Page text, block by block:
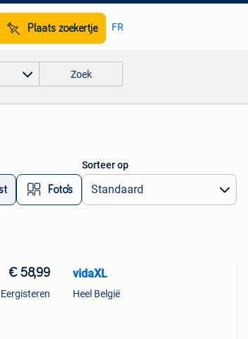
Plaats zoekertje FR
Zoek
Foto’s
Sorteer op
€ 58,99
Eergisteren
vidaXL
Heel België